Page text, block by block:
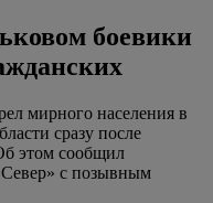
боевики
мирного населения в
сразу после
этом сообщил
с позывным